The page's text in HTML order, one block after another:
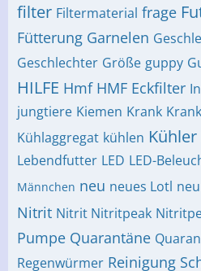
filter Filtermaterial frage
Fütterung Garnelen
Geschlechter Größe guppy
HILFE Hmf HMF Eckfilter
jungtiere Kiemen Krank
Kühlaggregat kühlen Kühler
Lebendfutter LED LED-
Männchen neu neues Lotl
Nitrit Nitrit Nitritpeak
Pumpe Quarantäne
Regenwürmer Reinigung